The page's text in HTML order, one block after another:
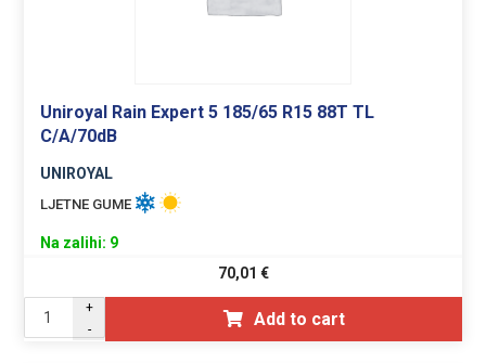
Uniroyal Rain Expert 5 185/65 R15 88T TL
C/A/70dB
UNIROYAL
LJETNE GUME
Na zalihi: 9
70,01 €
+
-
Add to cart